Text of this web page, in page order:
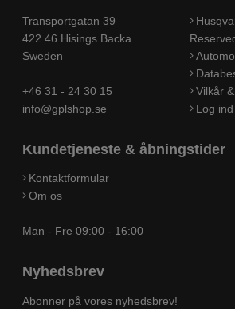
Transportgatan 39
422 46 Hisings Backa
Sweden
+46 31 - 24 30 15
info@gplshop.se
Vilkår
Log ind
Kundetjeneste & åbningstider
Kontaktformular
Om os
Man - Fre 09:00 - 16:00
Nyhedsbrev
Abonner på vores nyhedsbrev!